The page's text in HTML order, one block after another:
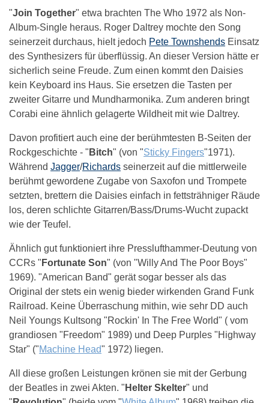
"Join Together" etwa brachten The Who 1972 als Non-
Album-Single heraus. Roger Daltrey mochte den Song
seinerzeit durchaus, hielt jedoch Pete Townshends Einsatz
des Synthesizers für überflüssig. An dieser Version hätte er
sicherlich seine Freude. Zum einen kommt den Daisies
kein Keyboard ins Haus. Sie ersetzen die Tasten per
zweiter Gitarre und Mundharmonika. Zum anderen bringt
Corabi eine ähnlich gelagerte Wildheit mit wie Daltrey.
Davon profitiert auch eine der berühmtesten B-Seiten der
Rockgeschichte - " Bitch" (von "Sticky Fingers"1971).
Während Jagger/Richards seinerzeit auf die mittlerweile
berühmt gewordene Zugabe von Saxofon und Trompete
setzten, brettern die Daisies einfach in fettsträhniger Räude
los, deren schlichte Gitarren/Bass/Drums-Wucht zupackt
wie der Teufel.
Ähnlich gut funktioniert ihre Presslufthammer-Deutung von
CCRs " Fortunate Son" (von "Willy And The Poor Boys"
1969). "American Band" gerät sogar besser als das
Original der stets ein wenig bieder wirkenden Grand Funk
Railroad. Keine Überraschung mithin, wie sehr DD auch
Neil Youngs Kultsong "Rockin' In The Free World" ( vom
grandiosen "Freedom" 1989) und Deep Purples "Highway
Star" ("Machine Head" 1972) liegen.
All diese großen Leistungen krönen sie mit der Gerbung
der Beatles in zwei Akten. " Helter Skelter" und